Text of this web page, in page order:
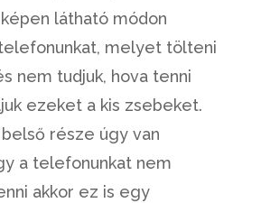
látható módon
telefonunkat, melyet tölteni
nem tudjuk, hova tenni
ezeket a kis zsebeket.
része úgy van
a telefonunkat nem
akkor ez is egy